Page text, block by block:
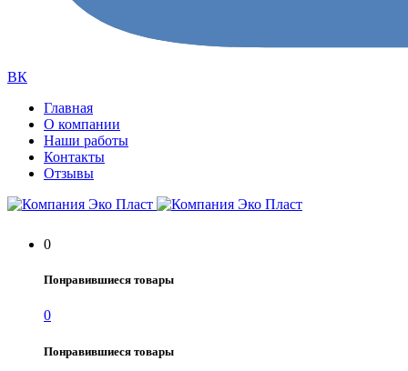
ВК
Главная
О компании
Наши работы
Контакты
Отзывы
0
Понравившиеся товары
0
Понравившиеся товары